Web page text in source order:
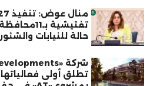
حالة للنيابات
تطلق أولى فعالياتها